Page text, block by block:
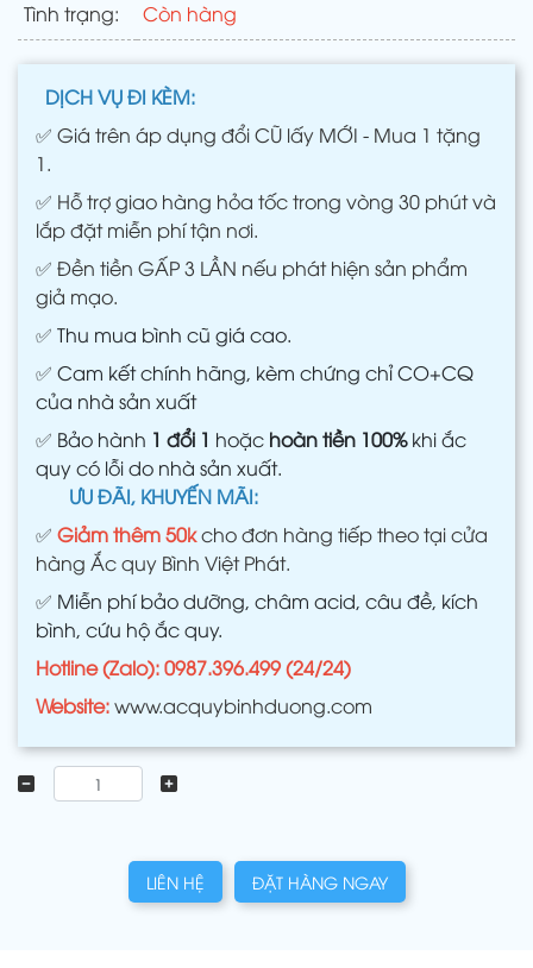
Tình trạng: Còn hàng
DỊCH VỤ ĐI KÈM:
✅ Giá trên áp dụng đổi CŨ lấy MỚI - Mua 1 tặng
1.
✅ Hỗ trợ giao hàng hỏa tốc trong vòng 30 phút và
lắp đặt miễn phí tận nơi.
✅ Đền tiền GẤP 3 LẦN nếu phát hiện sản phẩm
giả mạo.
✅ Thu mua bình cũ giá cao.
✅ Cam kết chính hãng, kèm chứng chỉ CO+CQ
của nhà sản xuất
✅ Bảo hành 1 đổi 1 hoặc hoàn tiền 100%khi ắc
quy có lỗi do nhà sản xuất.
ƯU ĐÃI, KHUYẾN MÃI:
✅ Giảm thêm 50kcho đơn hàng tiếp theo tại cửa
hàng Ắc quy Bình Việt Phát.
✅ Miễn phí bảo dưỡng, châm acid, câu đề, kích
bình, cứu hộ ắc quy.
Hotline (Zalo): 0987.396.499 (24/24)
Website:www.acquybinhduong.com
LIÊN HỆ ĐẶT HÀNG NGAY